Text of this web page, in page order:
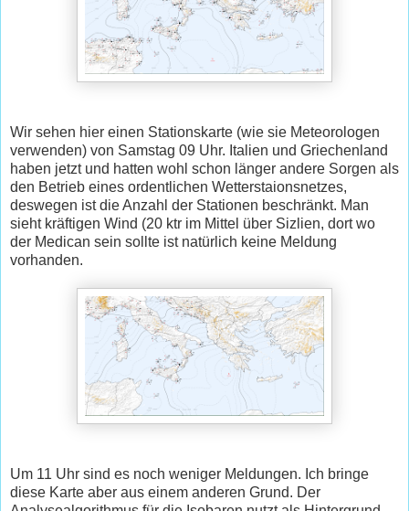
Wir sehen hier einen Stationskarte (wie sie Meteorologen
verwenden) von Samstag 09 Uhr. Italien und Griechenland
haben jetzt und hatten wohl schon länger andere Sorgen als
den Betrieb eines ordentlichen Wetterstaionsnetzes,
deswegen ist die Anzahl der Stationen beschränkt. Man
sieht kräftigen Wind (20 ktr im Mittel über Sizlien, dort wo
der Medican sein sollte ist natürlich keine Meldung
vorhanden.
Um 11 Uhr sind es noch weniger Meldungen. Ich bringe
diese Karte aber aus einem anderen Grund. Der